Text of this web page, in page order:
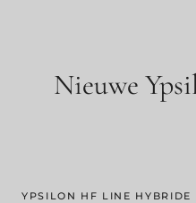
Nieuwe
YPSILON HF LINE HYBRIDE